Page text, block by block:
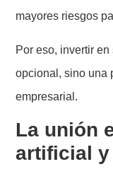
mayores riesgos
Por eso, invertir
opcional, sino una
empresarial.
La unión
artificial